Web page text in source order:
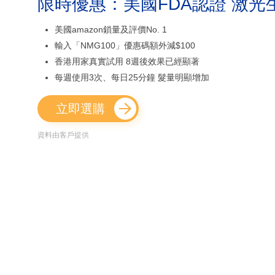
限時優惠：美國FDA認證 激光
美國amazon鎖量及評價No. 1
輸入「NMG100」優惠碼額外減$100
香港用家真實試用 8週後效果已經顯著
每週使用3次、每日25分鐘 髮量明顯增加
立即選購
資料由客戶提供